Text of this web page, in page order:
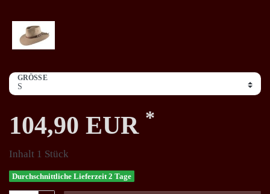
GRÖSSE
104,90 EUR *
Inhalt 1 Stück
Durchschnittliche Lieferzeit 2 Tage